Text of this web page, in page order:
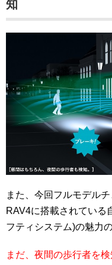
知
また、今回フルモデル
RAV4に搭載されている
フティシステム)の魅力
まだ、夜間の歩行者を